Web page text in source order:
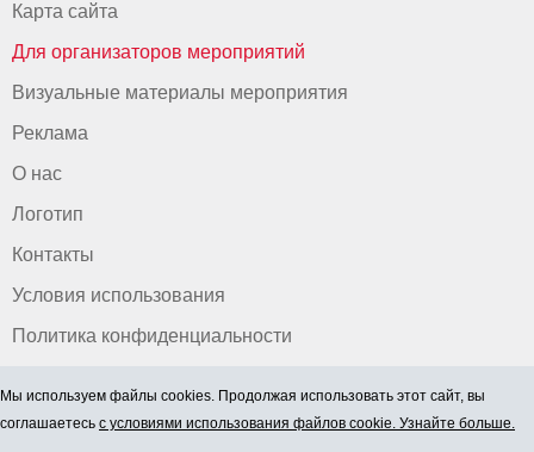
Карта сайта
Для организаторов мероприятий
Визуальные материалы мероприятия
Реклама
О нас
Логотип
Контакты
Условия использования
Политика конфиденциальности
Мы используем файлы cookies. Продолжая использовать этот сайт, вы
соглашаетесь с условиями использования файлов cookie. Узнайте больше.